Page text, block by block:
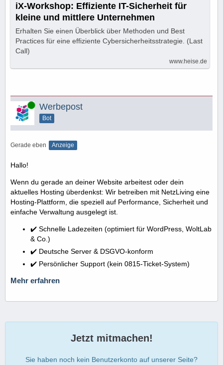
iX-Workshop: Effiziente IT-Sicherheit für
kleine und mittlere Unternehmen
Erhalten Sie einen Überblick über Methoden und Best
Practices für eine effiziente Cybersicherheitsstrategie. (Last
Call)
www.heise.de
Online Werbepost
Bot
Gerade eben Anzeige
Hallo!
Wenn du gerade an deiner Website arbeitest oder dein
aktuelles Hosting überdenkst: Wir betreiben mit NetzLiving eine
Hosting-Plattform, die speziell auf Performance, Sicherheit und
einfache Verwaltung ausgelegt ist.
✔️ Schnelle Ladezeiten (optimiert für WordPress, WoltLab
& Co.)
✔️ Deutsche Server & DSGVO-konform
✔️ Persönlicher Support (kein 0815-Ticket-System)
Mehr erfahren
Jetzt mitmachen!
Sie haben noch kein Benutzerkonto auf unserer Seite?